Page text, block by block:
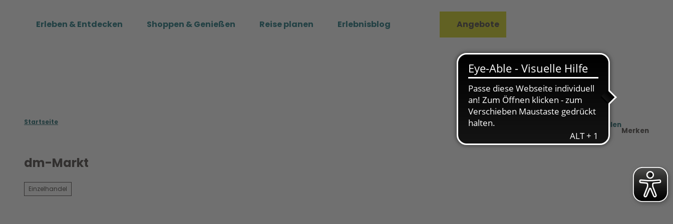
Erleben & Entdecken Shoppen & Genießen Reise planen Erlebnisblog Angebote
Startseite
PDF
Teilen
Merken
dm-Markt
Einzelhandel